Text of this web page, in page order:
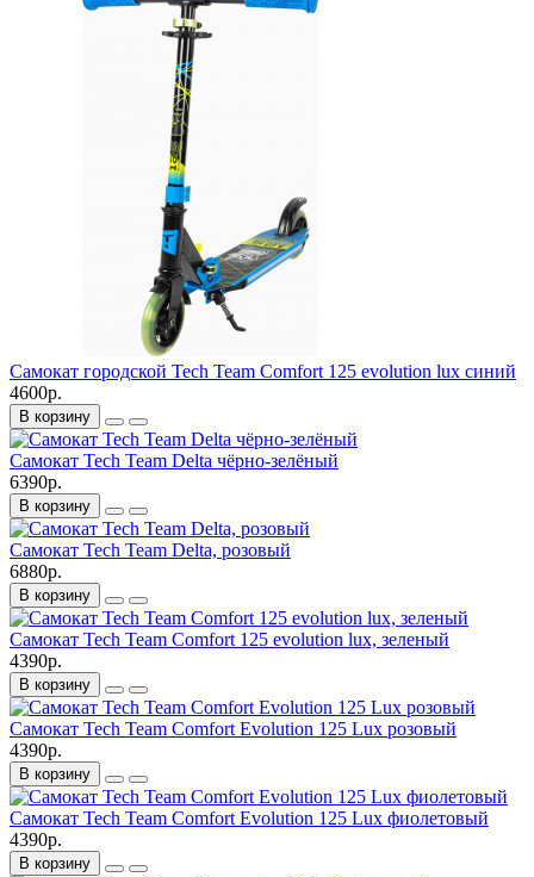
Самокат городской Tech Team Comfort 125 evolution lux синий
4600р.
В корзину
Самокат Tech Team Delta чёрно-зелёный
6390р.
В корзину
Самокат Tech Team Delta, розовый
6880р.
В корзину
Самокат Tech Team Comfort 125 evolution lux, зеленый
4390р.
В корзину
Самокат Tech Team Comfort Evolution 125 Lux розовый
4390р.
В корзину
Самокат Tech Team Comfort Evolution 125 Lux фиолетовый
4390р.
В корзину